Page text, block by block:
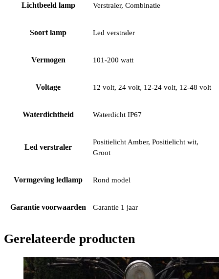
Lichtbeeld lamp Verstraler, Combinatie
Soort lamp Led verstraler
Vermogen 101-200 watt
Voltage 12 volt, 24 volt, 12-24 volt, 12-48 volt
Waterdichtheid Waterdicht IP67
Led verstraler
Positielicht Amber, Positielicht wit,
Groot
Vormgeving ledlamp Rond model
Garantie voorwaarden Garantie 1 jaar
Gerelateerde producten